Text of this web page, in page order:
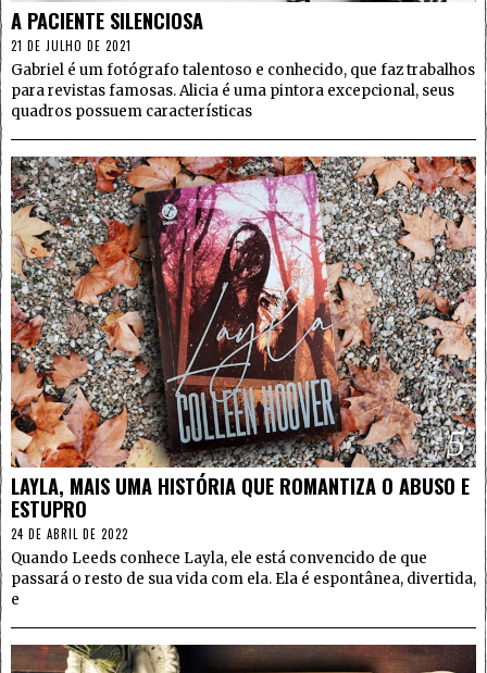
A PACIENTE SILENCIOSA
21 DE JULHO DE 2021
Gabriel é um fotógrafo talentoso e conhecido, que faz trabalhos
para revistas famosas. Alicia é uma pintora excepcional, seus
quadros possuem características
5
LAYLA, MAIS UMA HISTÓRIA QUE ROMANTIZA O ABUSO E
ESTUPRO
24 DE ABRIL DE 2022
Quando Leeds conhece Layla, ele está convencido de que
passará o resto de sua vida com ela. Ela é espontânea, divertida,
e